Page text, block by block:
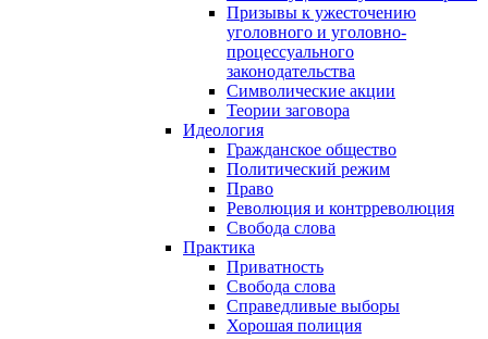
Призывы к ужесточению
уголовного и уголовно-
процессуального
законодательства
Символические акции
Теории заговора
Идеология
Гражданское общество
Политический режим
Право
Революция и контрреволюция
Свобода слова
Практика
Приватность
Свобода слова
Справедливые выборы
Хорошая полиция